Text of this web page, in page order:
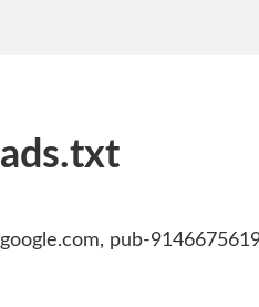
ads.txt
google.com, pub-